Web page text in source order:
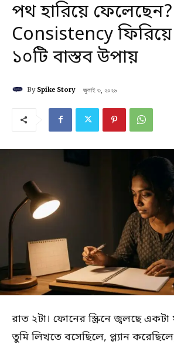
পথ হারিয়ে ফেলেছেন?
Consistency
১০টি বাস্তব উপায়
By Spike Story জুলাই ৩, ২০২৬
রাত ২টা। ফোনের স্ক্রিনে জ্বলছে
তুমি লিখতে বসেছিলে, প্ল্যান